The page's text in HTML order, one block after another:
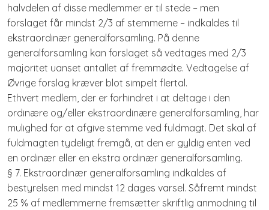
halvdelen af disse medlemmer er til stede – men
forslaget får mindst 2/3 af stemmerne – indkaldes til
ekstraordinær generalforsamling. På denne
generalforsamling kan forslaget så vedtages med 2/3
majoritet uanset antallet af fremmødte. Vedtagelse af
Øvrige forslag kræver blot simpelt flertal.
Ethvert medlem, der er forhindret i at deltage i den
ordinære og/eller ekstraordinære generalforsamling, har
mulighed for at afgive stemme ved fuldmagt. Det skal af
fuldmagten tydeligt fremgå, at den er gyldig enten ved
en ordinær eller en ekstra ordinær generalforsamling.
§ 7. Ekstraordinær generalforsamling indkaldes af
bestyrelsen med mindst 12 dages varsel. Såfremt mindst
25 % af medlemmerne fremsætter skriftlig anmodning til